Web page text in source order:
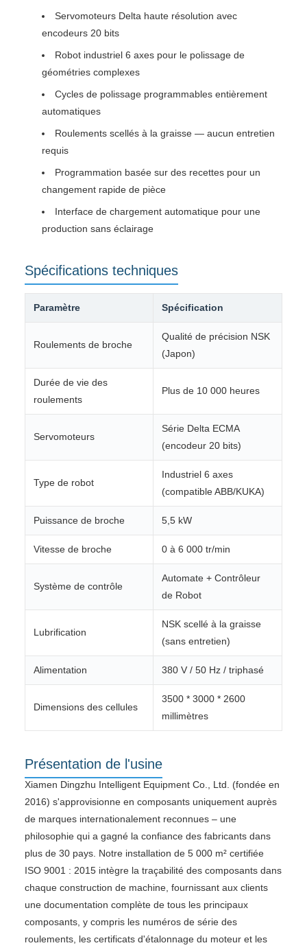
Servomoteurs Delta haute résolution avec
encodeurs 20 bits
Robot industriel 6 axes pour le polissage de
géométries complexes
Cycles de polissage programmables entièrement
automatiques
Roulements scellés à la graisse — aucun entretien
requis
Programmation basée sur des recettes pour un
changement rapide de pièce
Interface de chargement automatique pour une
production sans éclairage
Spécifications techniques
Paramètre Spécification
Roulements de broche
Qualité de précision NSK
(Japon)
Durée de vie des
roulements
Plus de 10 000 heures
Servomoteurs
Série Delta ECMA
(encodeur 20 bits)
Type de robot
Industriel 6 axes
(compatible ABB/KUKA)
Puissance de broche 5,5 kW
Vitesse de broche 0 à 6 000 tr/min
Système de contrôle
Automate + Contrôleur
de Robot
Lubrification
NSK scellé à la graisse
(sans entretien)
Alimentation 380 V / 50 Hz / triphasé
Dimensions des cellules
3500 * 3000 * 2600
millimètres
Présentation de l'usine
Xiamen Dingzhu Intelligent Equipment Co., Ltd. (fondée en
2016) s'approvisionne en composants uniquement auprès
de marques internationalement reconnues – une
philosophie qui a gagné la confiance des fabricants dans
plus de 30 pays. Notre installation de 5 000 m² certifiée
ISO 9001 : 2015 intègre la traçabilité des composants dans
chaque construction de machine, fournissant aux clients
une documentation complète de tous les principaux
composants, y compris les numéros de série des
roulements, les certificats d'étalonnage du moteur et les